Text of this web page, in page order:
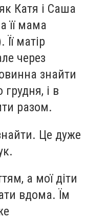
Катя і Саша
її мама
матір
через
знайти
і в
разом.
Це дуже
а мої діти
вдома. Їм